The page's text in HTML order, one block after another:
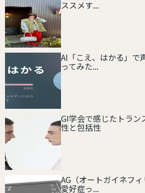
ススメす...
AI「こえ、はかる」で
ってみた...
GI学会で感じたトラン
性と包括性
AG（オートガイネフ
愛好症っ...